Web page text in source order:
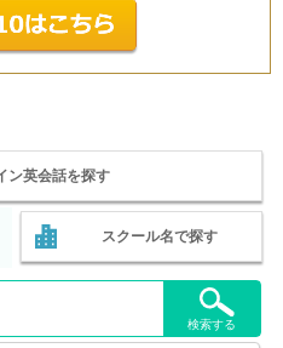
ン英会話を探す
スクール名で探す
検索する